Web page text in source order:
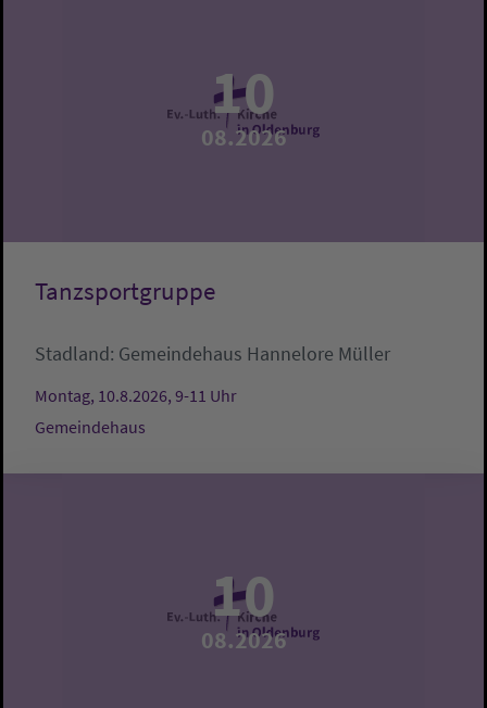
10
08.2026
Tanzsportgruppe
Stadland: Gemeindehaus Hannelore Müller
Montag, 10.8.2026, 9-11 Uhr
Gemeindehaus
10
08.2026